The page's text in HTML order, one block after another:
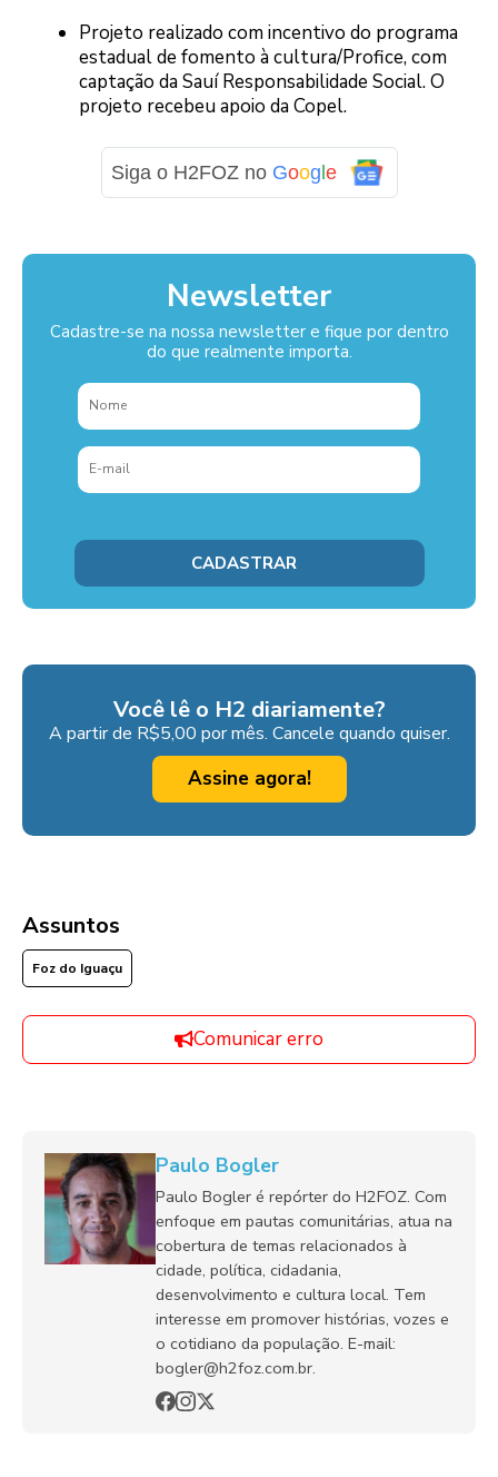
Projeto realizado com incentivo do programa
estadual de fomento à cultura/Profice, com
captação da Sauí Responsabilidade Social. O
projeto recebeu apoio da Copel.
Siga o H2FOZ no Goog e
Newsletter
Cadastre-se na nossa newsletter e fique por dentro
do que realmente importa.
Você lê o H2 diariamente?
A partir de R$5,00 por mês. Cancele quando quiser.
Assine agora!
Assuntos
Foz do Iguaçu
Comunicar erro
Paulo Bogler
Paulo Bogler é repórter do H2FOZ. Com
enfoque em pautas comunitárias, atua na
cobertura de temas relacionados à
cidade, política, cidadania,
desenvolvimento e cultura local. Tem
interesse em promover histórias, vozes e
o cotidiano da população. E-mail:
bogler@h2foz.com.br.